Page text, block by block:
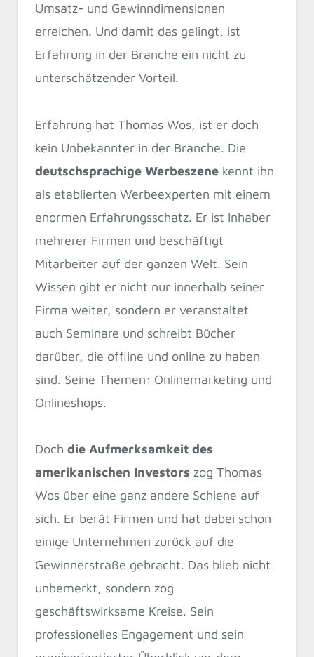
Umsatz- und Gewinndimensionen
erreichen. Und damit das gelingt, ist
Erfahrung in der Branche ein nicht zu
unterschätzender Vorteil.
Erfahrung hat Thomas Wos, ist er doch
kein Unbekannter in der Branche. Die
deutschsprachige Werbeszene kennt ihn
als etablierten Werbeexperten mit einem
enormen Erfahrungsschatz. Er ist Inhaber
mehrerer Firmen und beschäftigt
Mitarbeiter auf der ganzen Welt. Sein
Wissen gibt er nicht nur innerhalb seiner
Firma weiter, sondern er veranstaltet
auch Seminare und schreibt Bücher
darüber, die offline und online zu haben
sind. Seine Themen: Onlinemarketing und
Onlineshops.
Doch die Aufmerksamkeit des
amerikanischen Investors zog Thomas
Wos über eine ganz andere Schiene auf
sich. Er berät Firmen und hat dabei schon
einige Unternehmen zurück auf die
Gewinnerstraße gebracht. Das blieb nicht
unbemerkt, sondern zog
geschäftswirksame Kreise. Sein
professionelles Engagement und sein